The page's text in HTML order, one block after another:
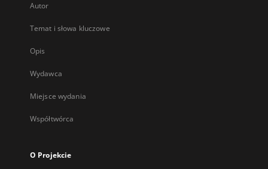
Autor
Temat i słowa kluczowe
Opis
Wydawca
Miejsce wydania
Współtwórca
O Projekcie